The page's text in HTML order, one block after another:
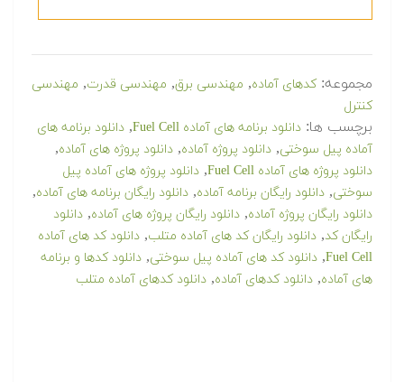
مجموعه:کدهای آماده, مهندسی برق, مهندسی قدرت, مهندسی
کنترل
برچسب ها: دانلود برنامه های آماده Fuel Cell , دانلود برنامه های
آماده پیل سوختی, دانلود پروژه آماده, دانلود پروژه های آماده,
دانلود پروژه های آماده Fuel Cell , دانلود پروژه های آماده پیل
سوختی, دانلود رایگان برنامه آماده, دانلود رایگان برنامه های آماده,
دانلود رایگان پروژه آماده, دانلود رایگان پروژه های آماده, دانلود
رایگان کد, دانلود رایگان کد های آماده متلب, دانلود کد های آماده
Fuel Cell
, دانلود کد های آماده پیل سوختی, دانلود کدها و برنامه
های آماده, دانلود کدهای آماده, دانلود کدهای آماده متلب